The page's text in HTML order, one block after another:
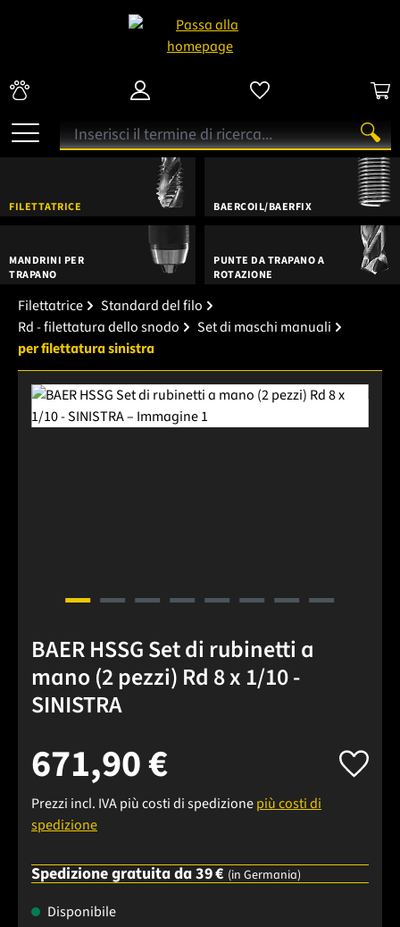
FILETTATRICE BAERCOIL/BAERFIX
MANDRINI PER
TRAPANO
PUNTE DA TRAPANO A
ROTAZIONE
Filettatrice
Standard del filo
Rd - filettatura dello snodo
Set di maschi manuali
per filettatura sinistra
Salta la galleria di immagini
BAER HSSG Set di rubinetti a
mano (2 pezzi) Rd 8 x 1/10 -
SINISTRA
671,90 €
Prezzi incl. IVA più costi di spedizionepiù costi di
spedizione
Spedizione gratuita da 39 € (in Germania)
Disponibile